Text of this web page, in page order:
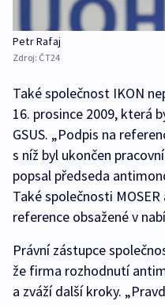
Petr Rafaj
Zdroj: ČT24
Také společnost IKON
16. prosince 2009, která
GSUS. „Podpis na
s níž byl ukončen
popsal předseda
Také společnosti
reference obsažené v
Právní zástupce
že firma rozhodnutí
a zváží další kroky.